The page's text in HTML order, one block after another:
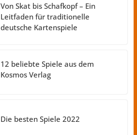
Von Skat bis Schafkopf – Ein
Leitfaden für traditionelle
deutsche Kartenspiele
12 beliebte Spiele aus dem
Kosmos Verlag
Die besten Spiele 2022